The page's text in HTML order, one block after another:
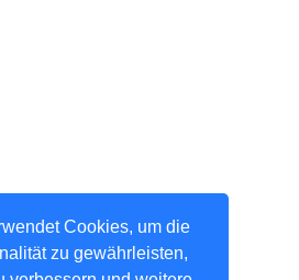
Cookies, um die
zu gewährleisten,